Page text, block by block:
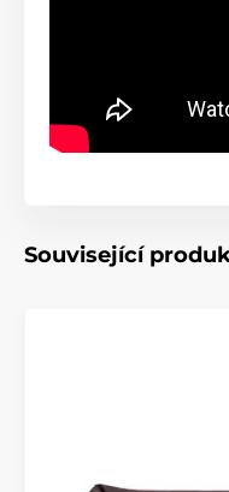
Související